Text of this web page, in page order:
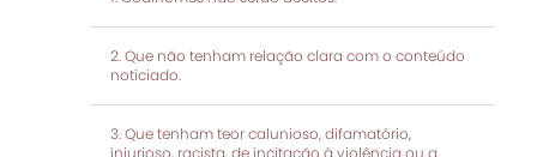
Que não tenham relação clara com o conteúdo
noticiado.
Que tenham teor calunioso, difamatório,